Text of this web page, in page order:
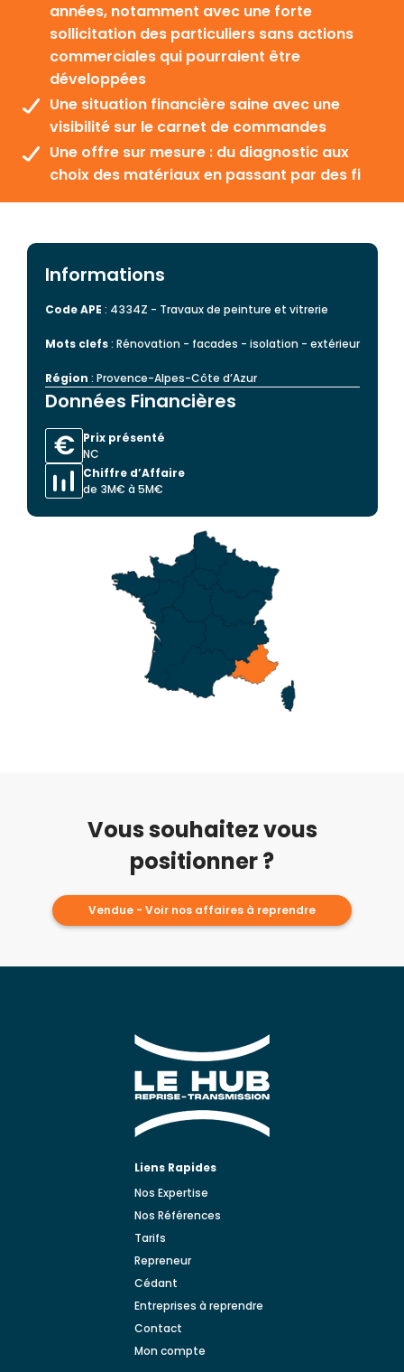
années, notamment avec une forte
sollicitation des particuliers sans actions
commerciales qui pourraient être
développées
Une situation financière saine avec une
visibilité sur le carnet de commandes
Une offre sur mesure : du diagnostic aux
choix des matériaux en passant par des fi
Informations
Code APE : 4334Z - Travaux de peinture et vitrerie
Mots clefs: Rénovation - facades - isolation - extérieur
Région : Provence-Alpes-Côte d’Azur
Données Financières
Prix présenté
NC
Chiffre d’Affaire
de 3M€ à 5M€
Vous souhaitez vous
positionner ?
Vendue - Voir nos affaires à reprendre
Liens Rapides
Nos Expertise
Nos Références
Tarifs
Repreneur
Cédant
Entreprises à reprendre
Contact
Mon compte